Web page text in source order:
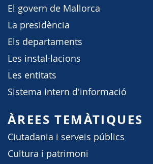
El govern de Mallorca
La presidència
Els departaments
Les instal·lacions
Les entitats
Sistema intern d'informació
ÀREES TEMÀTIQUES
Ciutadania i serveis públics
Cultura i patrimoni